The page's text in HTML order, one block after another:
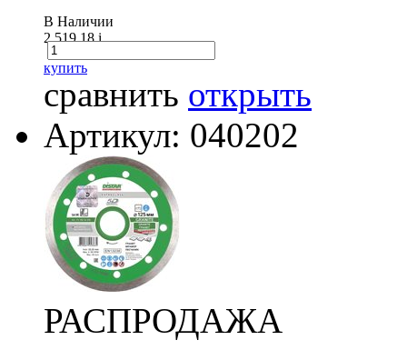
В Наличии
2 519.18i
купить
сравнить открыть
Артикул: 040202
РАСПРОДАЖА